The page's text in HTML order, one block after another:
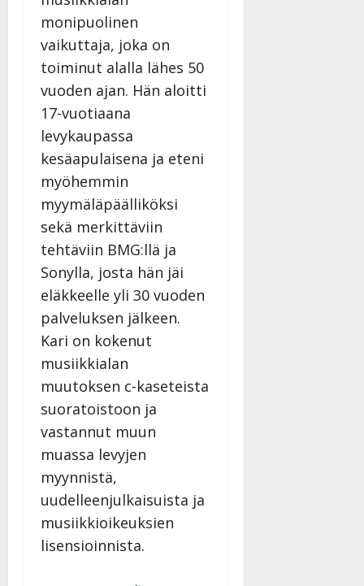
monipuolinen
vaikuttaja, joka on
toiminut alalla lähes 50
vuoden ajan. Hän aloitti
17-vuotiaana
levykaupassa
kesäapulaisena ja eteni
myöhemmin
myymäläpäälliköksi
sekä merkittäviin
tehtäviin BMG:llä ja
Sonylla, josta hän jäi
eläkkeelle yli 30 vuoden
palveluksen jälkeen.
Kari on kokenut
musiikkialan
muutoksen c-kaseteista
suoratoistoon ja
vastannut muun
muassa levyjen
myynnistä,
uudelleenjulkaisuista ja
musiikkioikeuksien
lisensioinnista.